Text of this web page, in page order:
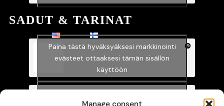
Manage consent
SADUT & TARINAT
Paina tästä hyväksyäksesi markkinointi
evästeet ottaaksesi tämän sisällön
käyttöön